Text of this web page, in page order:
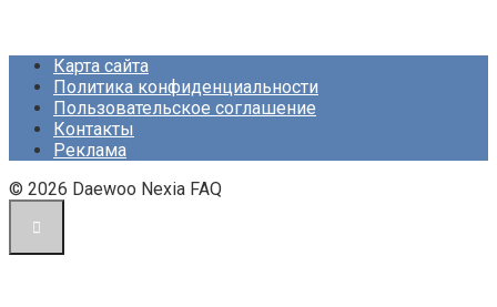
Карта сайта
Политика конфиденциальности
Пользовательское соглашение
Контакты
Реклама
© 2026 Daewoo Nexia FAQ